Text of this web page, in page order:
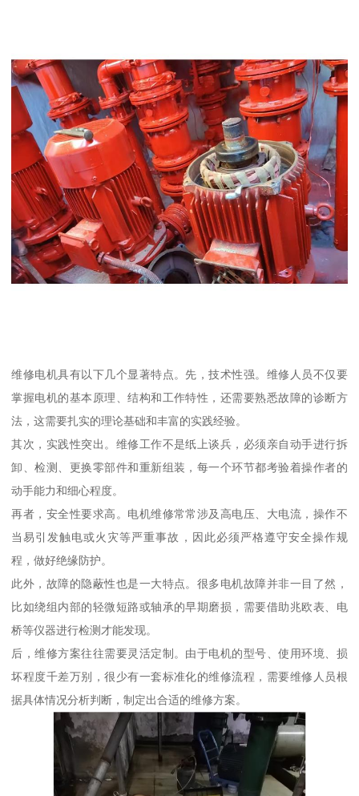
维修电机具有以下几个显著特点。先，技术性强。维修人员不仅要
掌握电机的基本原理、结构和工作特性，还需要熟悉故障的诊断方
法，这需要扎实的理论基础和丰富的实践经验。
其次，实践性突出。维修工作不是纸上谈兵，必须亲自动手进行拆
卸、检测、更换零部件和重新组装，每一个环节都考验着操作者的
动手能力和细心程度。
再者，安全性要求高。电机维修常常涉及高电压、大电流，操作不
当易引发触电或火灾等严重事故，因此必须严格遵守安全操作规
程，做好绝缘防护。
此外，故障的隐蔽性也是一大特点。很多电机故障并非一目了然，
比如绕组内部的轻微短路或轴承的早期磨损，需要借助兆欧表、电
桥等仪器进行检测才能发现。
后，维修方案往往需要灵活定制。由于电机的型号、使用环境、损
坏程度千差万别，很少有一套标准化的维修流程，需要维修人员根
据具体情况分析判断，制定出合适的维修方案。